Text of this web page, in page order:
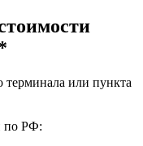
терминала или пункта
по РФ: